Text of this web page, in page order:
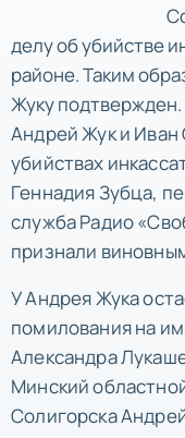
делу об убийстве
районе. Таким
Жуку подтвержден.
Андрей Жуки Иван
убийствах
Геннадия Зубца,
службаРадио
признали
У Андрея Жука
помилования на
Александра
Минский
Солигорска